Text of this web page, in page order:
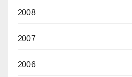
2008
2007
2006